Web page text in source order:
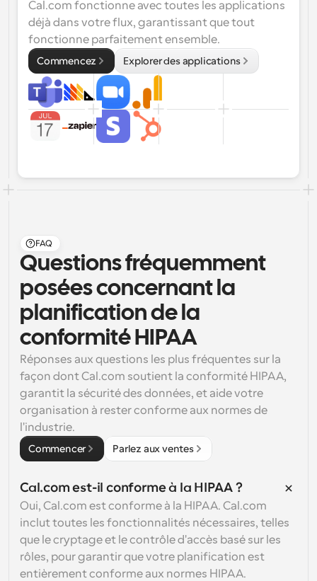
Cal.com fonctionne avec toutes les applications
déjà dans votre flux, garantissant que tout
fonctionne parfaitement ensemble.
Commencez Explorer des applications
FAQ
Questions fréquemment
posées concernant la
planification de la
conformité HIPAA
Réponses aux questions les plus fréquentes sur la
façon dont Cal.com soutient la conformité HIPAA,
garantit la sécurité des données, et aide votre
organisation à rester conforme aux normes de
l'industrie.
Commencer Parlez aux ventes
Cal.com est-il conforme à la HIPAA ?
Oui, Cal.com est conforme à la HIPAA. Cal.com
inclut toutes les fonctionnalités nécessaires, telles
que le cryptage et le contrôle d'accès basé sur les
rôles, pour garantir que votre planification est
entièrement conforme aux normes HIPAA.